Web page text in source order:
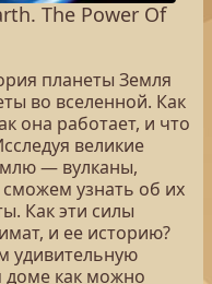
The Power Of
планеты Земля
во вселенной. Как
она работает, и что
великие
— вулканы,
узнать об их
Как эти силы
и ее историю?
удивительную
доме как можно